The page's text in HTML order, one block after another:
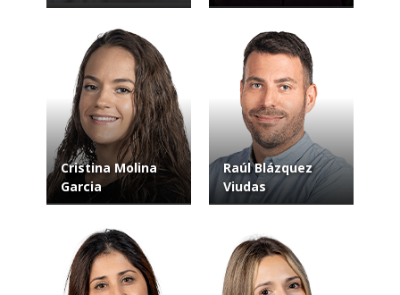
Cristina Molina
Garcia
Raúl Blázquez
Viudas